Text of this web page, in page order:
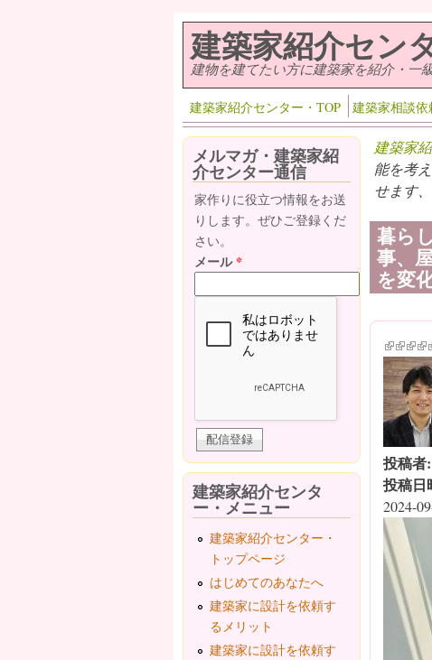
建築家紹介セン
建物を建てたい方に建築家を紹介・一
建築家紹介センター・TOP 建築家相談
建築家
能を考
せます
暮ら
事、
を変
(link is
(link is
(link
投稿者:
投稿日
2024-
メルマガ・建築家紹
介センター通信
家作りに役立つ情報をお送
りします。ぜひご登録くだ
さい。
メール*
建築家紹介センタ
ー・メニュー
建築家紹介センター・
トップページ
はじめてのあなたへ
建築家に設計を依頼す
るメリット
建築家に設計を依頼す